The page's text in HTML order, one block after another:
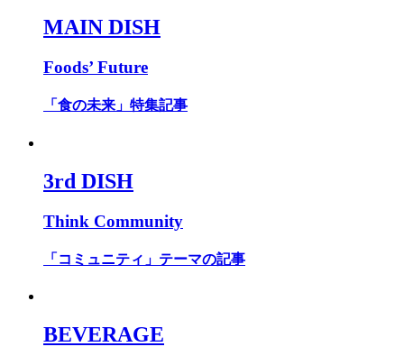
MAIN DISH
Foods’ Future
「食の未来」特集記事
3rd DISH
Think Community
「コミュニティ」テーマの記事
BEVERAGE